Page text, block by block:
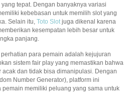
tepat. Dengan banyaknya variasi
kebebasan untuk memilih slot yang
Selain itu, Toto Slot juga dikenal karena
kesempatan lebih besar untuk
panjang.
para pemain adalah kejujuran
sistem fair play yang memastikan bahwa
dan tidak bisa dimanipulasi. Dengan
Number Generator), platform ini
memiliki peluang yang sama untuk